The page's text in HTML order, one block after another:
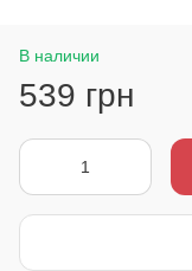
В наличии
539 грн